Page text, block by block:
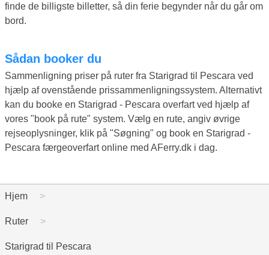
finde de billigste billetter, så din ferie begynder når du går om
bord.
Sådan booker du
Sammenligning priser på ruter fra Starigrad til Pescara ved
hjælp af ovenstående prissammenligningssystem. Alternativt
kan du booke en Starigrad - Pescara overfart ved hjælp af
vores "book på rute" system. Vælg en rute, angiv øvrige
rejseoplysninger, klik på "Søgning" og book en Starigrad -
Pescara færgeoverfart online med AFerry.dk i dag.
Hjem
Ruter
Starigrad til Pescara